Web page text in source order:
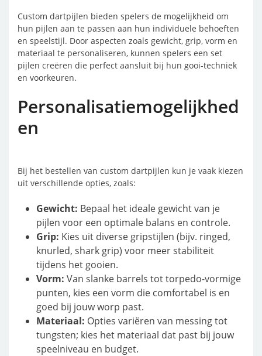
Custom dartpijlen bieden spelers de mogelijkheid om
hun pijlen aan te passen aan hun individuele behoeften
en speelstijl. Door aspecten zoals gewicht, grip, vorm en
materiaal te personaliseren, kunnen spelers een set
pijlen creëren die perfect aansluit bij hun gooi-techniek
en voorkeuren.
Personalisatiemogelijkhed
en
Bij het bestellen van custom dartpijlen kun je vaak kiezen
uit verschillende opties, zoals:
Gewicht: Bepaal het ideale gewicht van je
pijlen voor een optimale balans en controle.
Grip: Kies uit diverse gripstijlen (bijv. ringed,
knurled, shark grip) voor meer stabiliteit
tijdens het gooien.
Vorm: Van slanke barrels tot torpedo-vormige
punten, kies een vorm die comfortabel is en
goed bij jouw worp past.
Materiaal: Opties variëren van messing tot
tungsten; kies het materiaal dat past bij jouw
speelniveau en budget.